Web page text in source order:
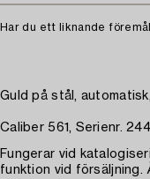
Har du ett liknande
Guld på stål,
Caliber 561, Serienr.
Fungerar vid
funktion vid